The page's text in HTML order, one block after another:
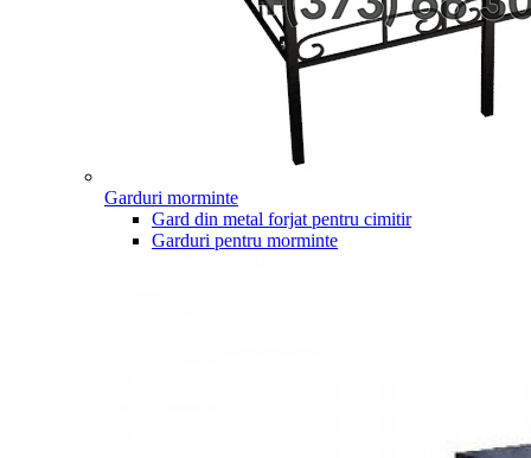
Garduri morminte
Gard din metal forjat pentru cimitir
Garduri pentru morminte